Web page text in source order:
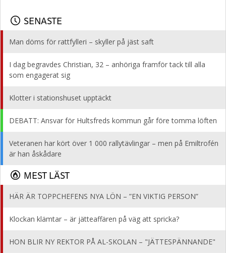
SENASTE
Man döms för rattfylleri – skyller på jäst saft
I dag begravdes Christian, 32 – anhöriga framför tack till alla
som engagerat sig
Klotter i stationshuset upptäckt
DEBATT: Ansvar för Hultsfreds kommun går före tomma löften
Veteranen har kört över 1 000 rallytävlingar – men på Emiltrofén
är han åskådare
MEST LÄST
HÄR ÄR TOPPCHEFENS NYA LÖN – ”EN VIKTIG PERSON”
Klockan klämtar – är jätteaffären på väg att spricka?
HON BLIR NY REKTOR PÅ AL-SKOLAN – "JÄTTESPÄNNANDE"